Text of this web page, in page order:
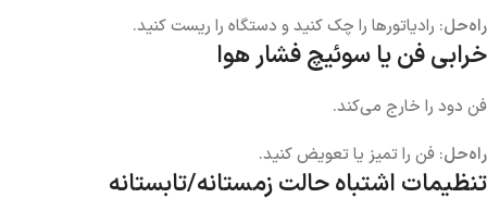
راه‌حل: رادیاتورها را چک کنید و دستگاه را ریست کنید.
خرابی فن یا سوئیچ فشار هوا
فن دود را خارج می‌کند.
راه‌حل: فن را تمیز یا تعویض کنید.
تنظیمات اشتباه حالت زمستانه/تابستانه